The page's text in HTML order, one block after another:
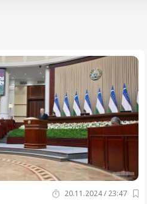
23:47 / 20.11.2024